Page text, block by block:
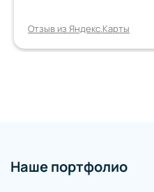
Отзыв из Яндекс.Карты
Наше портфолио